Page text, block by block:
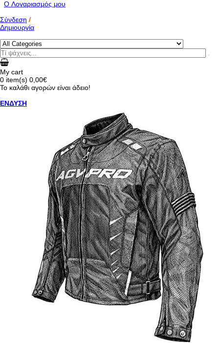
O Λογαριασμός μου
Σύνδεση /
Δημιουργία
My cart
0 item(s) 0,00€
Το καλάθι αγορών είναι άδειο!
ΕΝΔΥΣΗ